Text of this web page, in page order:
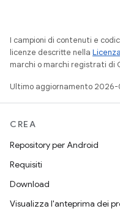
I campioni di contenuti e
licenze descritte nella
marchi o marchi registrati di
Ultimo aggiornamento 2026-
CREA
Repository per Android
Requisiti
Download
Visualizza l'anteprima dei